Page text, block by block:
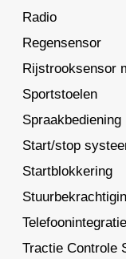
Radio
Regensensor
Rijstrooksensor
Sportstoelen
Spraakbediening
Start/stop
Startblokkering
Tractie Controle